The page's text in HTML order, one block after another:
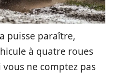
puisse paraître,
à quatre roues
ne comptez pas